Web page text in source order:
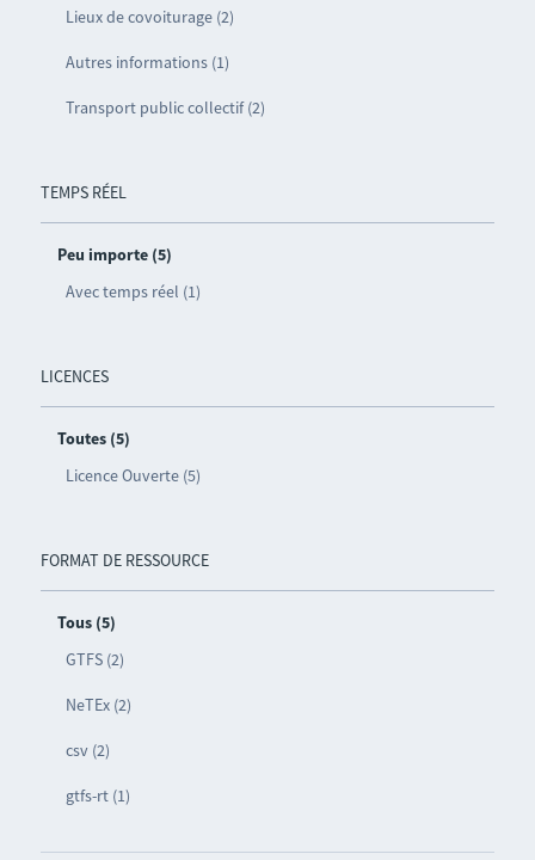
Lieux de covoiturage (2)
Autres informations (1)
Transport public collectif (2)
TEMPS RÉEL
Peu importe (5)
Avec temps réel (1)
LICENCES
Toutes (5)
Licence Ouverte (5)
FORMAT DE RESSOURCE
Tous (5)
GTFS (2)
NeTEx (2)
csv (2)
gtfs-rt (1)